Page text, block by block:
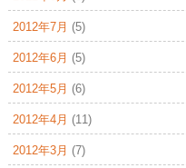
2012年7月 (5)
2012年6月 (5)
2012年5月 (6)
2012年4月 (11)
2012年3月 (7)